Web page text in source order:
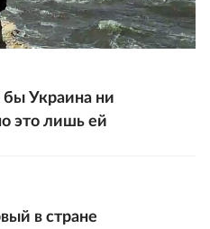
Украина ни
это лишь ей
в стране